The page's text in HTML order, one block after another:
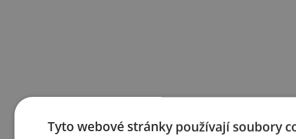
Tyto webové stránky používají soubory